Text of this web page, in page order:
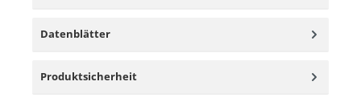
Datenblätter
Produktsicherheit